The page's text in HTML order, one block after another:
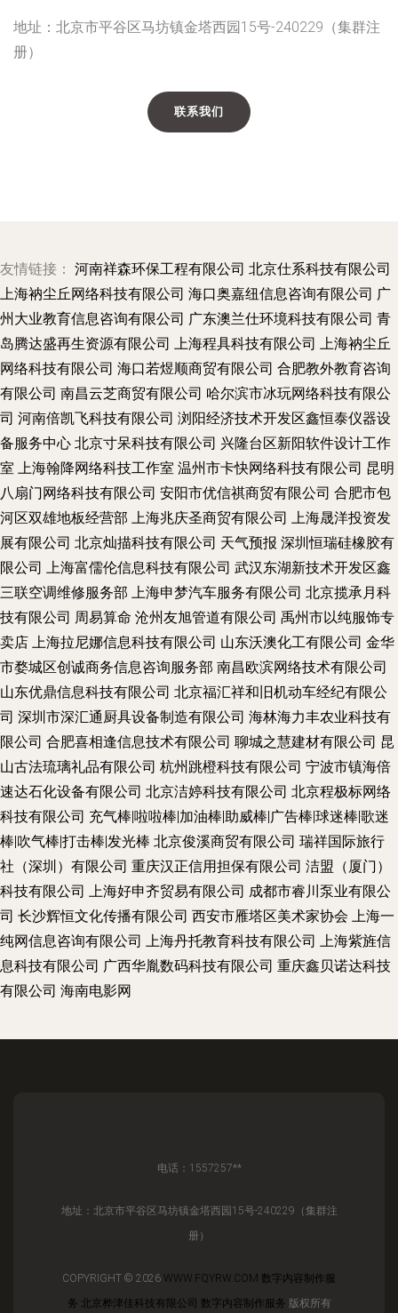
地址：北京市平谷区马坊镇金塔西园15号-240229（集群注
册）
联系我们
友情链接： 河南祥森环保工程有限公司 北京仕系科技有限公司
上海衲尘丘网络科技有限公司 海口奥嘉纽信息咨询有限公司 广
州大业教育信息咨询有限公司 广东澳兰仕环境科技有限公司 青
岛腾达盛再生资源有限公司
上海程具科技有限公司
上海衲尘丘
网络科技有限公司 海口若煜顺商贸有限公司 合肥教外教育咨询
有限公司 南昌云芝商贸有限公司 哈尔滨市冰玩网络科技有限公
司 河南倍凯飞科技有限公司 浏阳经济技术开发区鑫恒泰仪器设
备服务中心 北京寸呆科技有限公司 兴隆台区新阳软件设计工作
室
上海翰降网络科技工作室 温州市卡快网络科技有限公司 昆明
八扇门网络科技有限公司 安阳市优信祺商贸有限公司 合肥市包
河区双雄地板经营部
上海兆庆圣商贸有限公司
上海晟洋投资发
展有限公司 北京灿描科技有限公司 天气预报 深圳恒瑞硅橡胶有
限公司
上海富儒伦信息科技有限公司 武汉东湖新技术开发区鑫
三联空调维修服务部
上海申梦汽车服务有限公司 北京揽承月科
技有限公司 周易算命 沧州友旭管道有限公司 禹州市以纯服饰专
卖店
上海拉尼娜信息科技有限公司 山东沃澳化工有限公司 金华
市婺城区创诚商务信息咨询服务部 南昌欧滨网络技术有限公司
山东优鼎信息科技有限公司 北京福汇祥和旧机动车经纪有限公
司 深圳市深汇通厨具设备制造有限公司 海林海力丰农业科技有
限公司 合肥喜相逢信息技术有限公司 聊城之慧建材有限公司 昆
山古法琉璃礼品有限公司 杭州跳橙科技有限公司 宁波市镇海倍
速达石化设备有限公司 北京洁婷科技有限公司 北京程极标网络
科技有限公司 充气棒|啦啦棒|加油棒|助威棒|广告棒|球迷棒|歌迷
棒|吹气棒|打击棒|发光棒 北京俊溪商贸有限公司 瑞祥国际旅行
社（深圳）有限公司 重庆汉正信用担保有限公司 洁盟（厦门）
科技有限公司
上海好申齐贸易有限公司 成都市睿川泵业有限公
司 长沙辉恒文化传播有限公司 西安市雁塔区美术家协会
上海一
纯网信息咨询有限公司
上海丹托教育科技有限公司
上海紫旌信
息科技有限公司 广西华胤数码科技有限公司 重庆鑫贝诺达科技
有限公司 海南电影网
电话：1557257**
地址：北京市平谷区马坊镇金塔西园15号-240229（集群注
册）
COPYRIGHT © 2026 WWW.FQYRW.COM 数字内容制作服
务
北京桦津佳科技有限公司 数字内容制作服务 版权所有